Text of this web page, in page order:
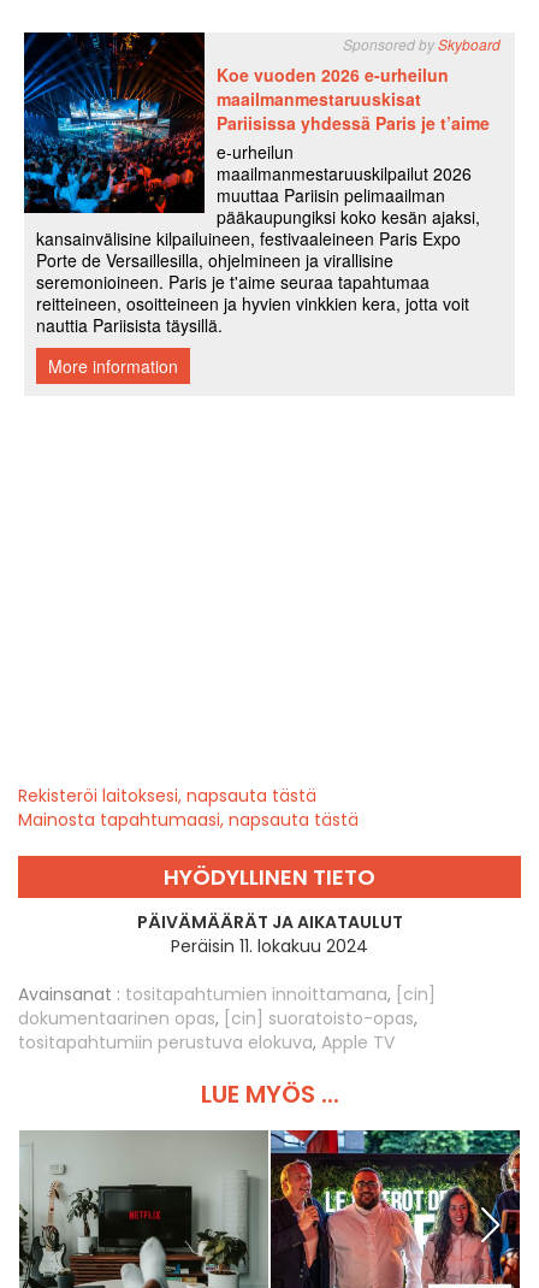
Rekisteröi laitoksesi, napsauta tästä
Mainosta tapahtumaasi, napsauta tästä
HYÖDYLLINEN TIETO
PÄIVÄMÄÄRÄT JA AIKATAULUT
Peräisin 11. lokakuu 2024
Avainsanat : tositapahtumien innoittamana, [cin]
dokumentaarinen opas, [cin] suoratoisto-opas,
tositapahtumiin perustuva elokuva, Apple TV
LUE MYÖS ...